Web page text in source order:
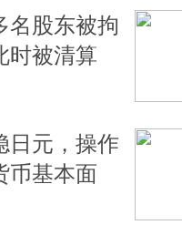
名股东被拘
时被清算
日元，操作
币基本面